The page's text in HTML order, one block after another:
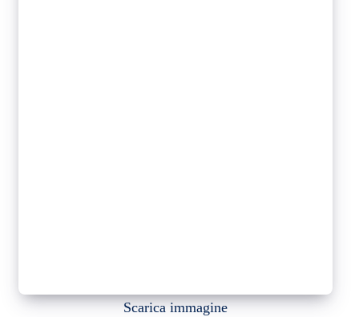
Scarica immagine